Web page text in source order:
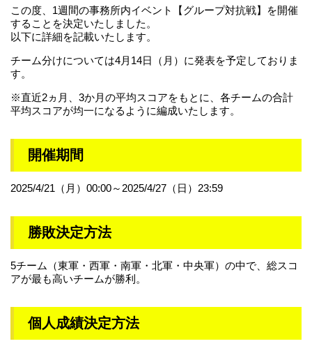
この度、1週間の事務所内イベント【グループ対抗戦】を開催
することを決定いたしました。
以下に詳細を記載いたします。
チーム分けについては4月14日（月）に発表を予定しておりま
す。
※直近2ヵ月、3か月の平均スコアをもとに、各チームの合計
平均スコアが均一になるように編成いたします。
開催期間
2025/4/21（月）00:00～2025/4/27（日）23:59
勝敗決定方法
5チーム（東軍・西軍・南軍・北軍・中央軍）の中で、総スコ
アが最も高いチームが勝利。
個人成績決定方法